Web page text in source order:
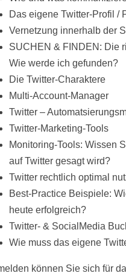
Das eigene Twitter-Profil /
Vernetzung innerhalb der
SUCHEN & FINDEN: Die
Wie werde ich gefunden?
Die Twitter-Charaktere
Multi-Account-Manager
Twitter –
Twitter-Marketing-Tools
Monitoring-Tools: Wissen
auf Twitter gesagt wird?
Twitter rechtlich optimal
Best-Practice Beispiele:
heute erfolgreich?
Twitter- & SocialMedia
Wie muss das eigene
können Sie sich für